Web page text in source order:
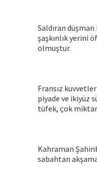
Saldıran
şaşkınlık yerini
olmuştur.
Fransız
piyade ve ikiyüz
tüfek, çok
Kahraman
sabahtan